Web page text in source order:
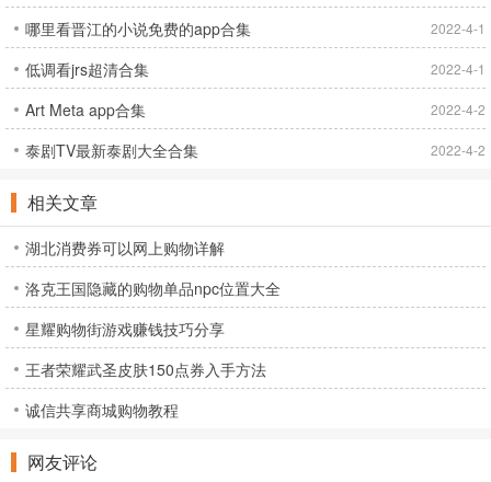
哪里看晋江的小说免费的app合集 2022-4-1
低调看jrs超清合集 2022-4-1
Art Meta app合集 2022-4-2
泰剧TV最新泰剧大全合集 2022-4-2
相关文章
湖北消费券可以网上购物详解
洛克王国隐藏的购物单品npc位置大全
星耀购物街游戏赚钱技巧分享
王者荣耀武圣皮肤150点券入手方法
诚信共享商城购物教程
网友评论